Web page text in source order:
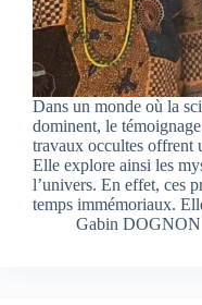
Dans un monde où la
dominent, le
travaux occultes offrent
Elle explore ainsi les
l’univers. En effet, ces
temps immémoriaux.
Gabin DOGNON